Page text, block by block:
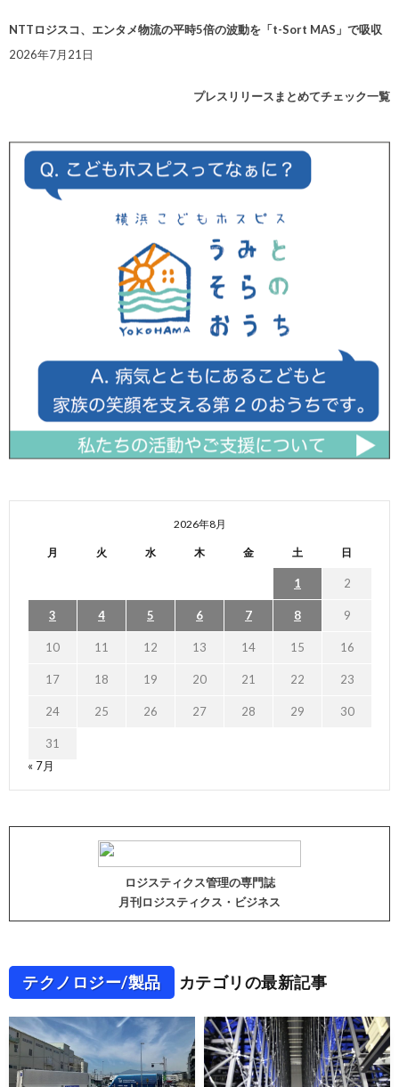
NTTロジスコ、エンタメ物流の平時5倍の波動を「t-Sort MAS」で吸収
2026年7月21日
プレスリリースまとめてチェック一覧
2026年8月
月 火 水 木 金 土 日
1 2
3 4 5 6 7 8 9
10 11 12 13 14 15 16
17 18 19 20 21 22 23
24 25 26 27 28 29 30
31
« 7月
ロジスティクス管理の専門誌
月刊ロジスティクス・ビジネス
テクノロジー/製品 カテゴリの最新記事